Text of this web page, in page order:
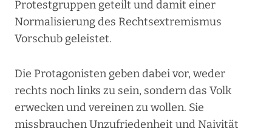
Protestgruppen geteilt und damit einer
Normalisierung des Rechtsextremismus
Vorschub geleistet.
Die Protagonisten geben dabei vor, weder
rechts noch links zu sein, sondern das Volk
erwecken und vereinen zu wollen. Sie
missbrauchen Unzufriedenheit und Naivität